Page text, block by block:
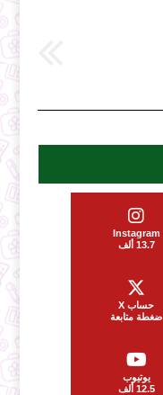
Instagram
13.7 ألف
حساب X
ضغطة متابعة
يوتيوب
12.5 ألف